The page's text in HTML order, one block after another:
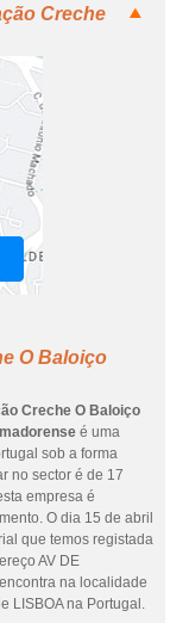
Creche
O Baloiço
Creche O Baloiço
é uma
sob a forma
no sector é de 17
empresa é
O dia 15 de abril
que temos registada
AV DE
na localidade
LISBOA na Portugal.